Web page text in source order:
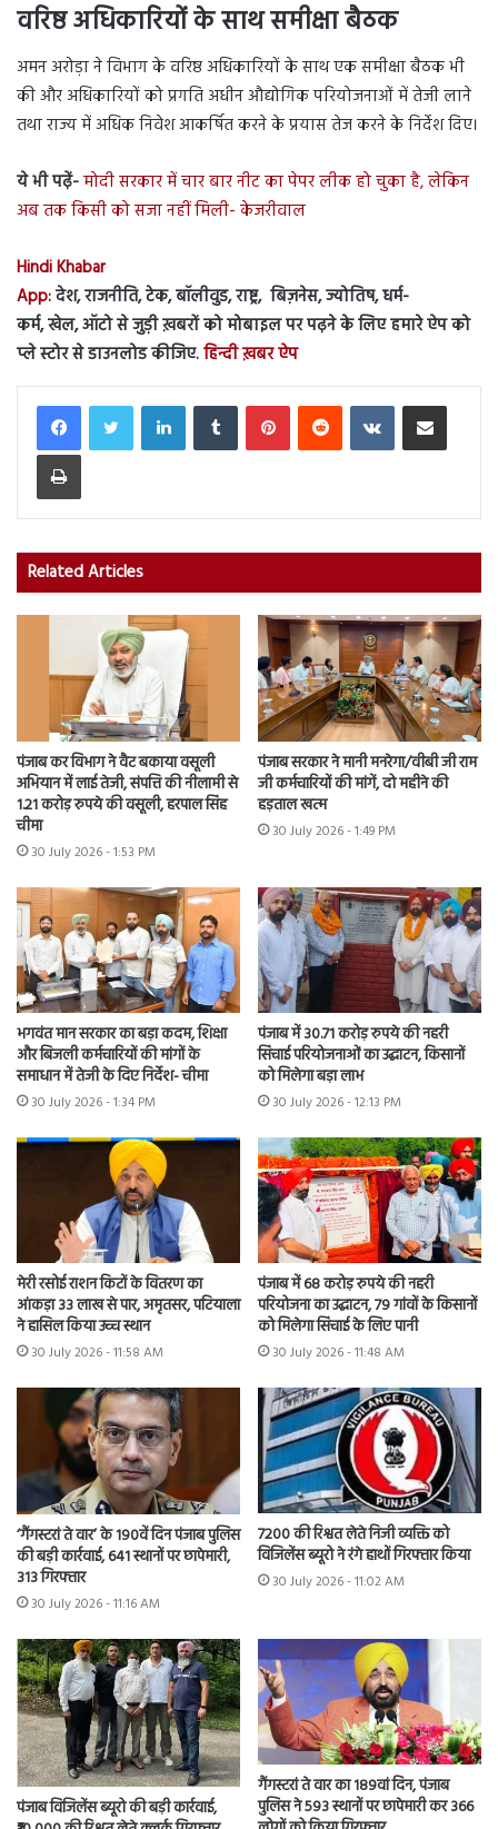
वरिष्ठ अधिकारियों के साथ समीक्षा बैठक
अमन अरोड़ा ने विभाग के वरिष्ठ अधिकारियों के साथ एक समीक्षा बैठक भी
की और अधिकारियों को प्रगति अधीन औद्योगिक परियोजनाओं में तेजी लाने
तथा राज्य में अधिक निवेश आकर्षित करने के प्रयास तेज करने के निर्देश दिए।
ये भी पढ़ें-मोदी सरकार में चार बार नीट का पेपर लीक हो चुका है, लेकिन
अब तक किसी को सजा नहीं मिली- केजरीवाल
Hindi Khabar
App:देश, राजनीति, टेक, बॉलीवुड, राष्ट्र, बिज़नेस, ज्योतिष, धर्म-
कर्म, खेल, ऑटो से जुड़ी ख़बरों को मोबाइल पर पढ़ने के लिए हमारे ऐप को
प्ले स्टोर से डाउनलोड कीजिए.हिन्दी ख़बर ऐप
LinkedInTumblr PinterestReddit VKontakteShare via Email
Print
Related Articles
पंजाब कर विभाग ने वैट बकाया वसूली
अभियान में लाई तेजी, संपत्ति की नीलामी से
1.21 करोड़ रुपये की वसूली, हरपाल सिंह
चीमा
30 July 2026 - 1:53 PM
पंजाब सरकार ने मानी मनरेगा/वीबी जी राम
जी कर्मचारियों की मांगें, दो महीने की
हड़ताल खत्म
30 July 2026 - 1:49 PM
भगवंत मान सरकार का बड़ा कदम, शिक्षा
और बिजली कर्मचारियों की मांगों के
समाधान में तेजी के दिए निर्देश- चीमा
30 July 2026 - 1:34 PM
पंजाब में 30.71 करोड़ रुपये की नहरी
सिंचाई परियोजनाओं का उद्घाटन, किसानों
को मिलेगा बड़ा लाभ
30 July 2026 - 12:13 PM
मेरी रसोई राशन किटों के वितरण का
आंकड़ा 33 लाख से पार, अमृतसर, पटियाला
ने हासिल किया उच्च स्थान
30 July 2026 - 11:58 AM
पंजाब में 68 करोड़ रुपये की नहरी
परियोजना का उद्घाटन, 79 गांवों के किसानों
को मिलेगा सिंचाई के लिए पानी
30 July 2026 - 11:48 AM
‘गैंगस्टरां ते वार’ के 190वें दिन पंजाब पुलिस
की बड़ी कार्रवाई, 641 स्थानों पर छापेमारी,
313 गिरफ्तार
30 July 2026 - 11:16 AM
7200 की रिश्वत लेते निजी व्यक्ति को
विजिलेंस ब्यूरो ने रंगे हाथों गिरफ्तार किया
30 July 2026 - 11:02 AM
पंजाब विजिलेंस ब्यूरो की बड़ी कार्रवाई,
गैंगस्टरां ते वार का 189वां दिन, पंजाब
पुलिस ने 593 स्थानों पर छापेमारी कर 366